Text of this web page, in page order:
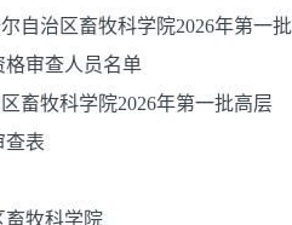
自治区畜牧科学院2026年第一
格审查人员名单
畜牧科学院2026年第一批高层
查表
畜牧科学院